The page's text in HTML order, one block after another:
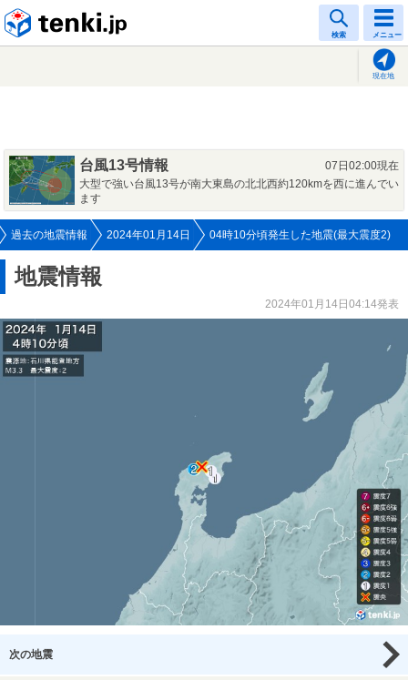
検索 メニュー
現在地
台風13号情報
07日02:00現在
大型で強い台風13号が南大東島の北北西約120kmを西に進んでい
ます
過去の地震情報 2024年01月14日 04時10分頃発生した地震(最大震度2)
地震情報
2024年01月14日04:14発表
次の地震